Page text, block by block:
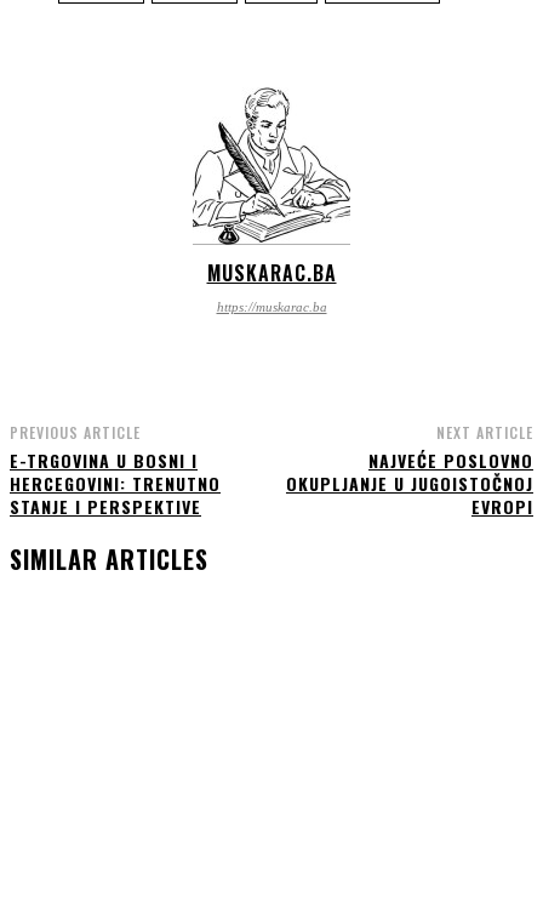
MUSKARAC.BA
https://muskarac.ba
PREVIOUS ARTICLE
E-TRGOVINA U BOSNI I
HERCEGOVINI: TRENUTNO
STANJE I PERSPEKTIVE
NEXT ARTICLE
NAJVEĆE POSLOVNO
OKUPLJANJE U JUGOISTOČNOJ
EVROPI
SIMILAR ARTICLES